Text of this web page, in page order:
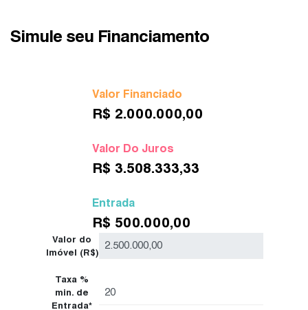
Simule seu Financiamento
Valor Financiado
R$ 2.000.000,00
Valor Do Juros
R$ 3.508.333,33
Entrada
R$ 500.000,00
Valor do
Imóvel (R$)
Taxa %
min. de
Entrada*